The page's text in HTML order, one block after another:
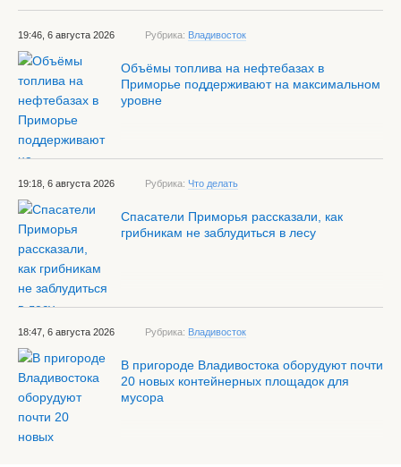
19:46, 6 августа 2026 Рубрика: Владивосток
Объёмы топлива на нефтебазах в
Приморье поддерживают на максимальном
уровне
19:18, 6 августа 2026 Рубрика: Что делать
Спасатели Приморья рассказали, как
грибникам не заблудиться в лесу
18:47, 6 августа 2026 Рубрика: Владивосток
В пригороде Владивостока оборудуют почти
20 новых контейнерных площадок для
мусора